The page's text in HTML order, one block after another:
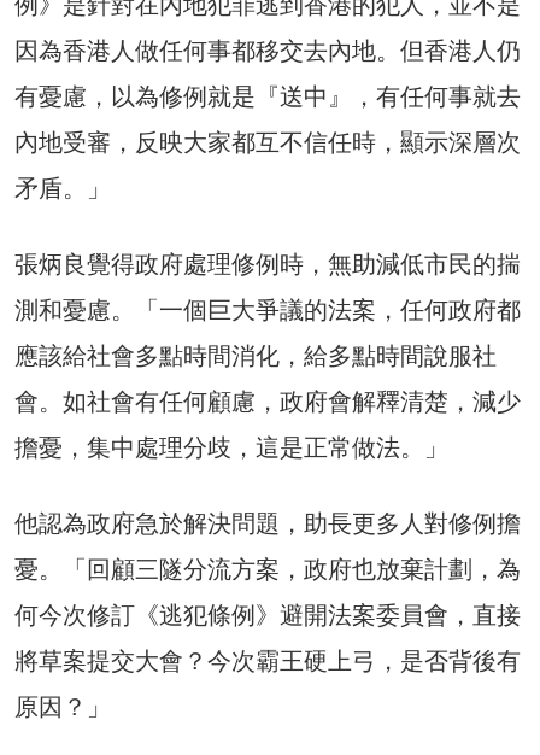
因為香港人做任何事都移交去內地。但香港人仍
有憂慮，以為修例就是『送中』，有任何事就去
內地受審，反映大家都互不信任時，顯示深層次
矛盾。」
張炳良覺得政府處理修例時，無助減低市民的揣
測和憂慮。「一個巨大爭議的法案，任何政府都
應該給社會多點時間消化，給多點時間說服社
會。如社會有任何顧慮，政府會解釋清楚，減少
擔憂，集中處理分歧，這是正常做法。」
他認為政府急於解決問題，助長更多人對修例擔
憂。「回顧三隧分流方案，政府也放棄計劃，為
何今次修訂《逃犯條例》避開法案委員會，直接
將草案提交大會？今次霸王硬上弓，是否背後有
原因？」